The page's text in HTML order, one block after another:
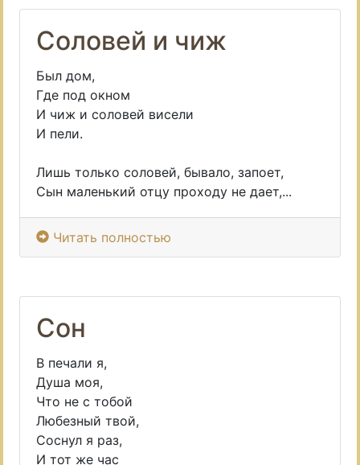
Соловей и чиж
Был дом,
Где под окном
И чиж и соловей висели
И пели.
Лишь только соловей, бывало, запоет,
Сын маленький отцу проходу не дает,...
Читать полностью
Сон
В печали я,
Душа моя,
Что не с тобой
Любезный твой,
Соснул я раз,
И тот же час